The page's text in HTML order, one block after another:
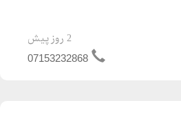
انتخاب نام ، ثبت انواع شرکت های دفاتر
پیشخوان با کمترین هزینه در ...
2 روز پیش
07153232868